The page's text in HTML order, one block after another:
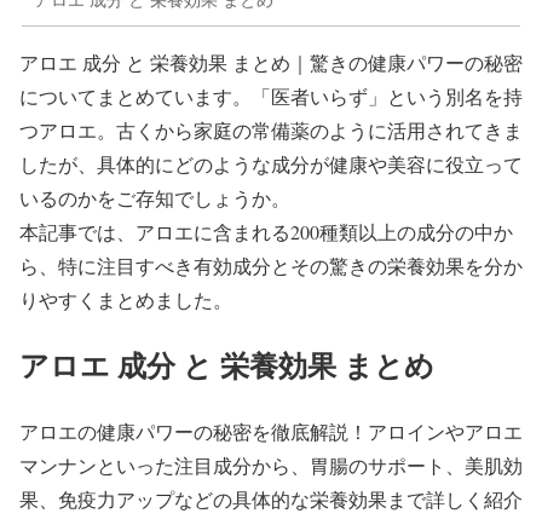
アロエ 成分 と 栄養効果 まとめ｜驚きの健康パワーの秘密
についてまとめています。「医者いらず」という別名を持
つアロエ。古くから家庭の常備薬のように活用されてきま
したが、具体的にどのような成分が健康や美容に役立って
いるのかをご存知でしょうか。
本記事では、アロエに含まれる200種類以上の成分の中か
ら、特に注目すべき有効成分とその驚きの栄養効果を分か
りやすくまとめました。
アロエ 成分 と 栄養効果 まとめ
アロエの健康パワーの秘密を徹底解説！アロインやアロエ
マンナンといった注目成分から、胃腸のサポート、美肌効
果、免疫力アップなどの具体的な栄養効果まで詳しく紹介